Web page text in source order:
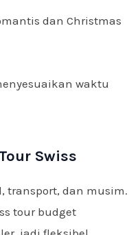
dan Christmas
waktu
Swiss
transport, dan musim.
tour budget